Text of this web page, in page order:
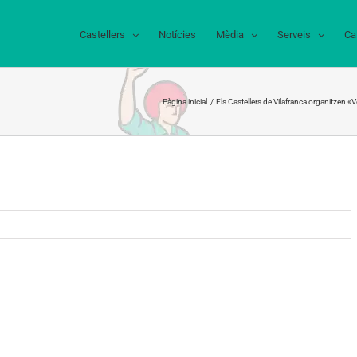
Castellers Notícies Mèdia Serveis
Pàgina inicial Els Castellers de Vilafranca organitzen